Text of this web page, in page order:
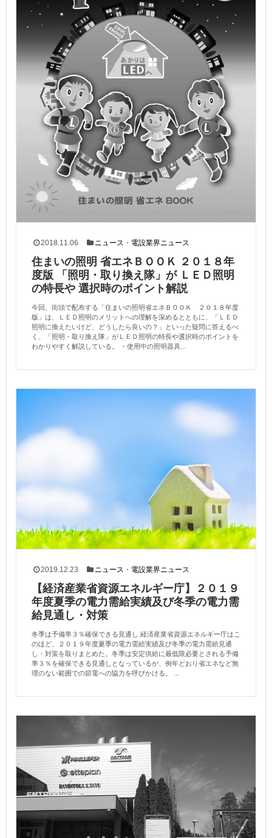
2018.11.06 ニュース ・ 電設業界ニュース
住まいの照明 省エネＢＯＯＫ ２０１８年
度版 「照明・取り換え隊」が ＬＥＤ照明
の特長や 選択時のポイント解説
今回、街頭で配布する「住まいの照明省エネＢＯＯＫ ２０１８年度
版」は、ＬＥＤ照明のメリットへの理解を深めるとともに、「ＬＥＤ
照明に換えたいけど、どうしたら良いの？」といった疑問に答えるべ
く、「照明・取り換え隊」がＬＥＤ照明の特長や選択時のポイントを
わかりやすく解説している。 ・使用中の照明器具...
2019.12.23 ニュース ・ 電設業界ニュース
【経済産業省資源エネルギー庁】２０１９
年度夏季の電力需給実績及び冬季の電力需
給見通し・対策
冬季は予備率３％確保できる見通し 経済産業省資源エネルギー庁はこ
のほど、２０１９年度夏季の電力需給実績及び冬季の電力需給見通
し・対策を取りまとめた。冬季は安定供給に最低限必要とされる予備
率３％を確保できる見通しとなっているが、例年どおり省エネなど無
理のない範囲での節電への協力を呼びかける。 ...